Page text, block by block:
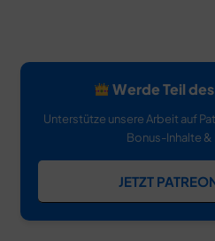
Werde Teil
Unterstütze unsere Arbeit auf
Bonus-Inhalte
JETZT